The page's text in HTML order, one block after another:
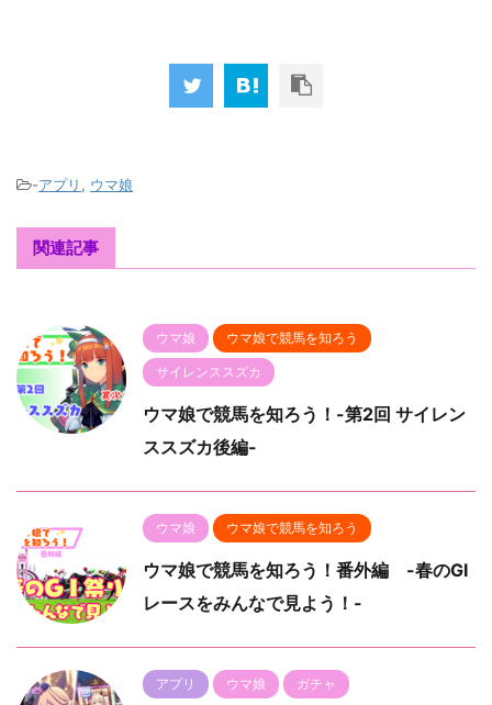
-アプリ , ウマ娘
関連記事
ウマ娘 ウマ娘で競馬を知ろう
サイレンススズカ
ウマ娘で競馬を知ろう！-第2回 サイレン
ススズカ後編-
ウマ娘 ウマ娘で競馬を知ろう
ウマ娘で競馬を知ろう！番外編 -春のGⅠ
レースをみんなで見よう！-
アプリ ウマ娘 ガチャ